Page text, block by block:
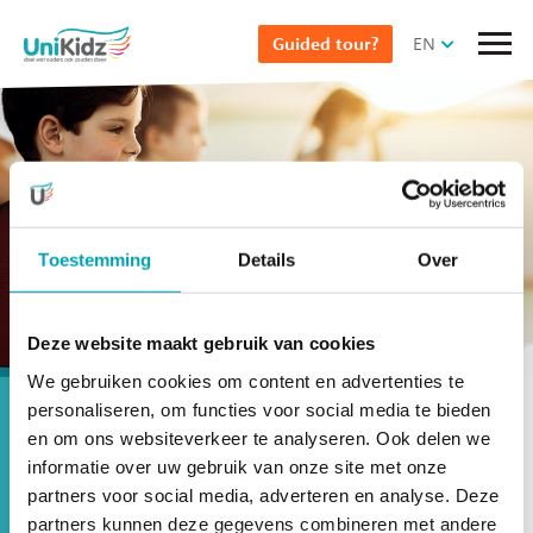
Toestemming Details Over
Deze website maakt gebruik van cookies
We gebruiken cookies om content en advertenties te
personaliseren, om functies voor social media te bieden
en om ons websiteverkeer te analyseren. Ook delen we
informatie over uw gebruik van onze site met onze
partners voor social media, adverteren en analyse. Deze
partners kunnen deze gegevens combineren met andere
content
Guided tour? EN
UniKidz inspection report
Our childcare facilities are assessed by
the Municipal Health Service every year.